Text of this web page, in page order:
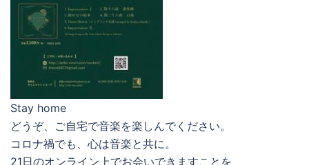
Stay home
どうぞ、ご自宅で音楽を楽しんでください。
コロナ禍でも、心は音楽と共に。
21日のオンライン上でお会いできますことを